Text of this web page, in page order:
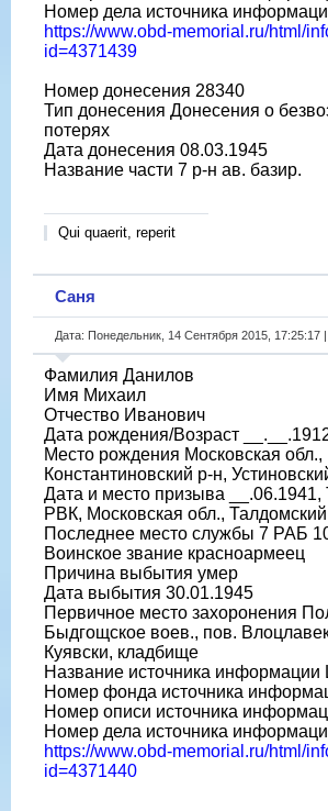
Номер дела источника
https://www.obd-memorial.ru/html/
id=4371439
Номер донесения 28340
Тип донесения Донесения о
потерях
Дата донесения 08.03.1945
Название части 7 р-н ав. базир.
Qui quaerit, reperit
Саня
Дата: Понедельник, 14 Сентября 2015, 17:25:17
Фамилия Данилов
Имя Михаил
Отчество Иванович
Дата рождения/Возраст
Место рождения Московская обл.,
Константиновский р-н,
Дата и место призыва __.06.1941,
РВК, Московская обл.,
Последнее место службы 7 РАБ
Воинское звание красноармеец
Причина выбытия умер
Дата выбытия 30.01.1945
Первичное место захоронения
Быдгощское воев., пов.
Куявски, кладбище
Название источника
Номер фонда источника
Номер описи источника
Номер дела источника
https://www.obd-memorial.ru/html/
id=4371440